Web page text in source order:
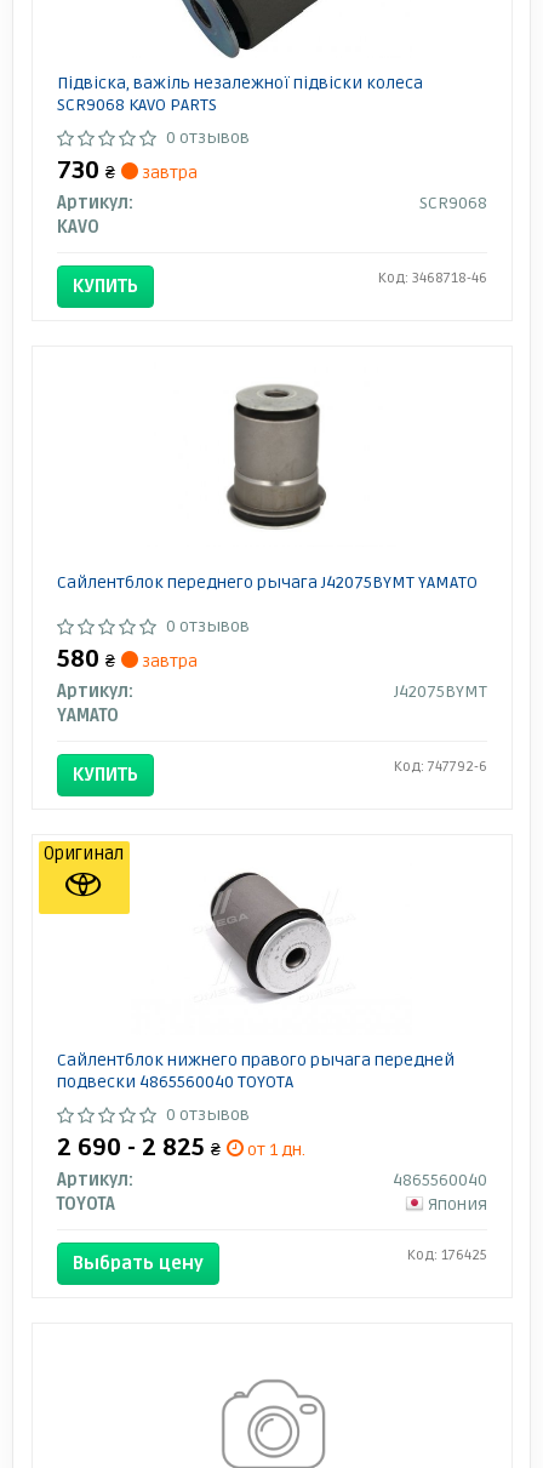
Підвіска, важіль незалежної підвіски колеса
SCR9068 KAVO PARTS
0 отзывов
730 ₴
завтра
Артикул:
SCR9068
KAVO
КУПИТЬ Код: 3468718-46
Сайлентблок переднего рычага J42075BYMT YAMATO
0 отзывов
580 ₴
завтра
Артикул:
J42075BYMT
YAMATO
КУПИТЬ Код: 747792-6
Сайлентблок нижнего правого рычага передней
подвески 4865560040 TOYOTA
0 отзывов
2 690 - 2 825 ₴
от 1 дн.
Артикул:
4865560040
TOYOTA
Япония
Выбрать цену Код: 176425
Оригинал